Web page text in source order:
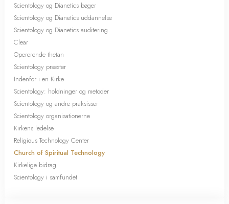
Scientology og Dianetics bøger
Scientology og Dianetics uddannelse
Scientology og Dianetics auditering
Clear
Opererende thetan
Scientology præster
Indenfor i en Kirke
Scientology: holdninger og metoder
Scientology og andre praksisser
Scientology organisationerne
Kirkens ledelse
Religious Technology Center
Church of Spiritual Technology
Kirkelige bidrag
Scientology i samfundet